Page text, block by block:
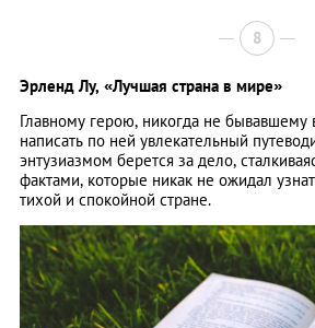
8
Эрленд Лу, «Лучшая страна в мире»
Главному герою, никогда не
написать по ней увлекательный
энтузиазмом берется за дело,
фактами, которые никак не ожидал
тихой и спокойной стране.